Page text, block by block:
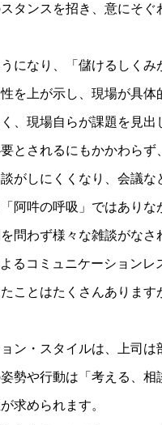
タンスを招き、意にそ
になり、「儲けるしく
を上が示し、現場が具
、現場自らが課題を見出
とされるにもかかわら
がしにくくなり、会議
阿吽の呼吸」ではあり
問わず様々な雑談がな
るコミュニケーション
ことはたくさんありま
ン・スタイルは、上司
勢や行動は「考える、
求められます。